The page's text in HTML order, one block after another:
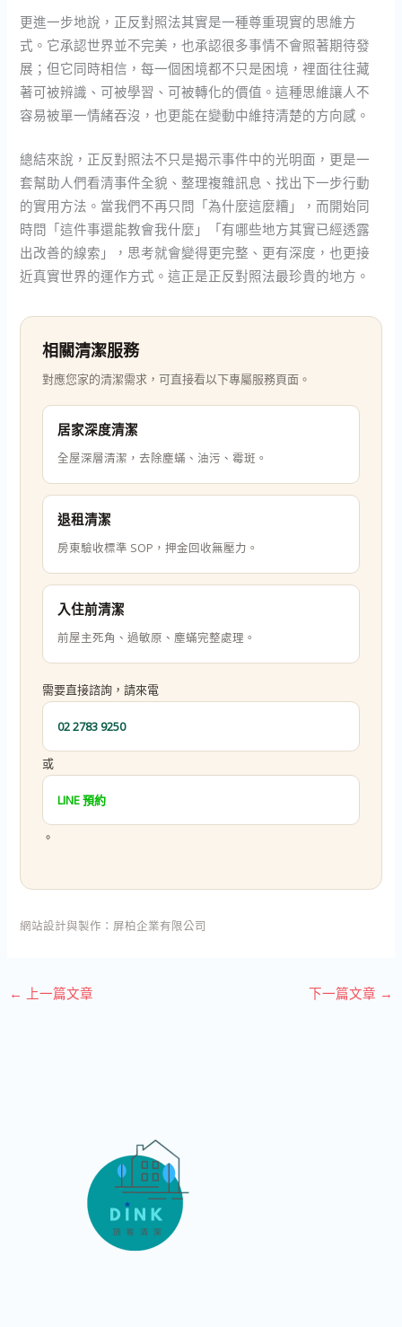
更進一步地說，正反對照法其實是一種尊重現實的思維方
式。它承認世界並不完美，也承認很多事情不會照著期待發
展；但它同時相信，每一個困境都不只是困境，裡面往往藏
著可被辨識、可被學習、可被轉化的價值。這種思維讓人不
容易被單一情緒吞沒，也更能在變動中維持清楚的方向感。
總結來說，正反對照法不只是揭示事件中的光明面，更是一
套幫助人們看清事件全貌、整理複雜訊息、找出下一步行動
的實用方法。當我們不再只問「為什麼這麼糟」，而開始同
時問「這件事還能教會我什麼」「有哪些地方其實已經透露
出改善的線索」，思考就會變得更完整、更有深度，也更接
近真實世界的運作方式。這正是正反對照法最珍貴的地方。
相關清潔服務
對應您家的清潔需求，可直接看以下專屬服務頁面。
居家深度清潔
全屋深層清潔，去除塵蟎、油污、霉斑。
退租清潔
房東驗收標準 SOP，押金回收無壓力。
入住前清潔
前屋主死角、過敏原、塵蟎完整處理。
需要直接諮詢，請來電
02 2783 9250
或
LINE 預約
。
網站設計與製作： 屏柏企業有限公司
← 上一篇文章 下一篇文章 →